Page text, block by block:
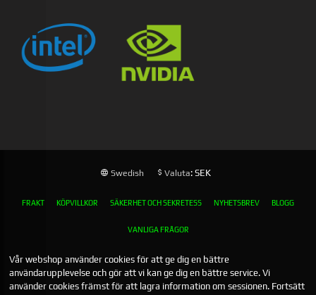
Swedish Valuta: SEK
FRAKT KÖPVILLKOR SÄKERHET OCH SEKRETESS NYHETSBREV BLOGG
VANLIGA FRÅGOR
Vår webshop använder cookies för att ge dig en bättre
användarupplevelse och gör att vi kan ge dig en bättre service. Vi
använder cookies främst för att lagra information om sessionen. Fortsätt